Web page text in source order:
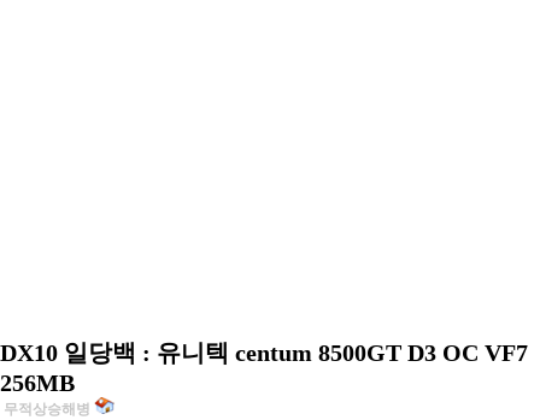
DX10 일당백 : 유니텍 centum 8500GT D3 OC VF7
256MB
무적상승해병